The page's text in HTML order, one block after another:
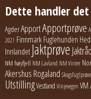
Dette handler
AgderApportApportprøve
2021 FinnmarkFuglehunden
InnlandetJaktprøve
NM høyfjell NM Lavland NM Vinter
Akershus Rogaland Skogsfuglprøve
UtstillingVestland Vinjevegen VM